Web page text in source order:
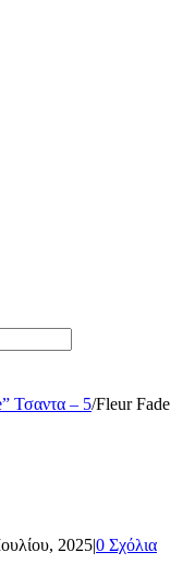
Τσαντα – 5/Fleur Fade
2025|0 Σχόλια